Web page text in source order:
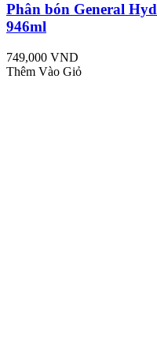
Phân bón General
946ml
749,000 VND
Thêm Vào Giỏ